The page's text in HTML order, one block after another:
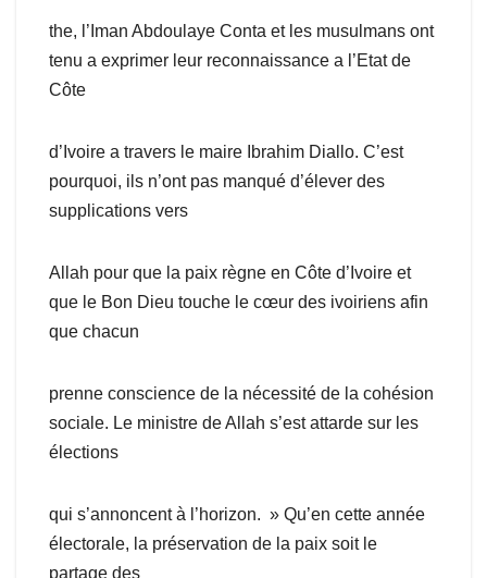
the, l’Iman Abdoulaye Conta et les musulmans ont
tenu a exprimer leur reconnaissance a l’Etat de
Côte
d’Ivoire a travers le maire Ibrahim Diallo. C’est
pourquoi, ils n’ont pas manqué d’élever des
supplications vers
Allah pour que la paix règne en Côte d’Ivoire et
que le Bon Dieu touche le cœur des ivoiriens afin
que chacun
prenne conscience de la nécessité de la cohésion
sociale. Le ministre de Allah s’est attarde sur les
élections
qui s’annoncent à l’horizon. » Qu’en cette année
électorale, la préservation de la paix soit le
partage des